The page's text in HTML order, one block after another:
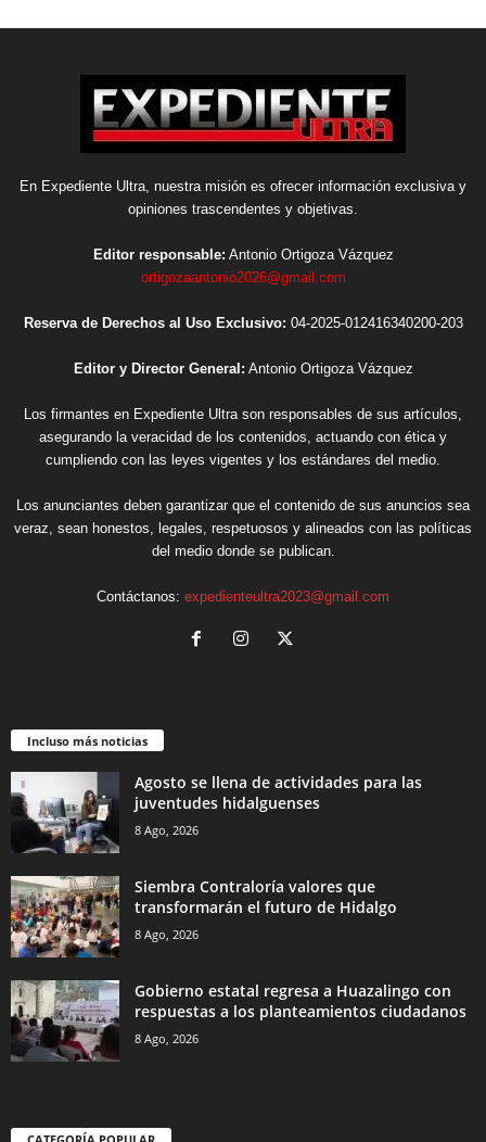
En Expediente Ultra, nuestra misión es ofrecer información exclusiva y
opiniones trascendentes y objetivas.
Editor responsable: Antonio Ortigoza Vázquez
ortigozaantonio2026@gmail.com
Reserva de Derechos al Uso Exclusivo: 04-2025-012416340200-203
Editor y Director General: Antonio Ortigoza Vázquez
Los firmantes en Expediente Ultra son responsables de sus artículos,
asegurando la veracidad de los contenidos, actuando con ética y
cumpliendo con las leyes vigentes y los estándares del medio.
Los anunciantes deben garantizar que el contenido de sus anuncios sea
veraz, sean honestos, legales, respetuosos y alineados con las políticas
del medio donde se publican.
Contáctanos: expedienteultra2023@gmail.com
Incluso más noticias
Agosto se llena de actividades para las
juventudes hidalguenses
8 Ago, 2026
Siembra Contraloría valores que
transformarán el futuro de Hidalgo
8 Ago, 2026
Gobierno estatal regresa a Huazalingo con
respuestas a los planteamientos ciudadanos
8 Ago, 2026